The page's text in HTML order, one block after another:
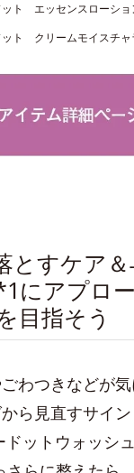
ト エッセンスローショ
ト クリームモイスチャ
とすケア
にアプロ
目指そう
わつきなどが
ら見直すサイ
ットウォッシ